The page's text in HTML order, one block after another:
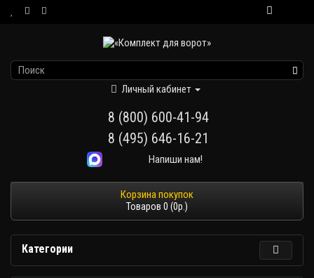
Личный кабинет
8 (800) 600-41-94
8 (495) 646-16-21
Напиши нам!
Товаров 0 (0р.)
Категории